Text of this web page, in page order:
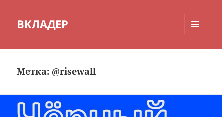
ВКЛАДЕР
Метка: @risewall